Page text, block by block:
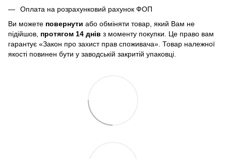
Оплата на розрахунковий рахунок ФОП
Ви можете повернути або обміняти товар, який Вам не
підійшов, протягом 14 днів з моменту покупки. Це право вам
гарантує «Закон про захист прав споживача». Товар належної
якості повинен бути у заводській закритій упаковці.